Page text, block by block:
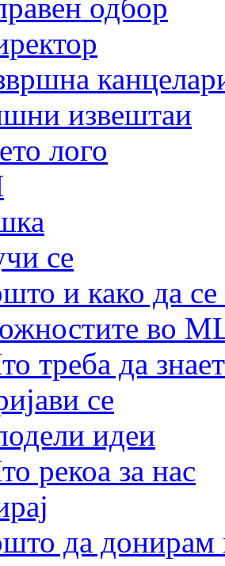
одбор
извештаи
лого
се
и како да
во
треба да
се
идеи
рекоа за нас
да